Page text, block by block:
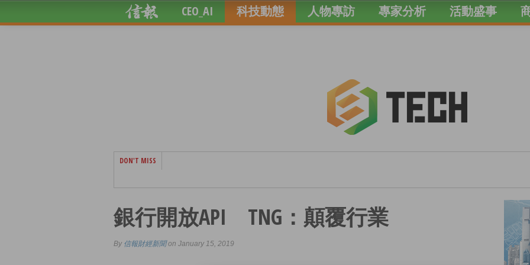
CEO_AI 科技動態 人物專訪 專家分析 活動盛事
DON'T MISS
銀行開放API TNG：顛覆行業
By 信報財經新聞on January 15, 2019